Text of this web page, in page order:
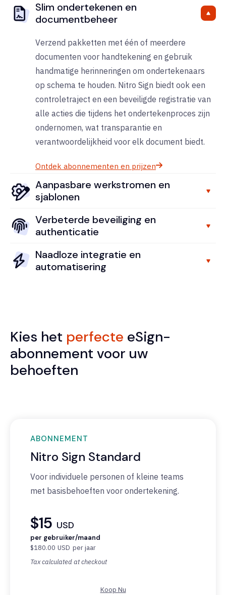
Slim ondertekenen en
documentbeheer
Verzend pakketten met één of meerdere
documenten voor handtekening en gebruik
handmatige herinneringen om ondertekenaars
op schema te houden. Nitro Sign biedt ook een
controletraject en een beveiligde registratie van
alle acties die tijdens het ondertekenproces zijn
ondernomen, wat transparantie en
verantwoordelijkheid voor elk document biedt.
Ontdek abonnementen en prijzen
Aanpasbare werkstromen en
sjablonen
Verbeterde beveiliging en
authenticatie
Naadloze integratie en
automatisering
Kies het perfecte eSign-
abonnement voor uw
behoeften
ABONNEMENT
Nitro Sign Standard
Voor individuele personen of kleine teams
met basisbehoeften voor ondertekening.
$15 USD
per gebruiker/maand
$180.00 USD per jaar
Tax calculated at checkout
Koop Nu